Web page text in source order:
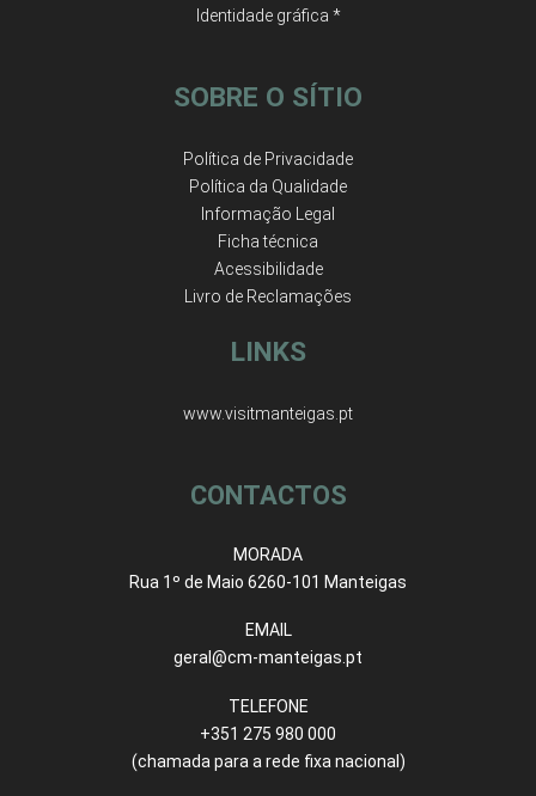
Identidade gráfica *
SOBRE O SÍTIO
Política de Privacidade
Política da Qualidade
Informação Legal
Ficha técnica
Acessibilidade
Livro de Reclamações
LINKS
www.visitmanteigas.pt
CONTACTOS
MORADA
Rua 1º de Maio 6260-101 Manteigas
EMAIL
geral@cm-manteigas.pt
TELEFONE
+351 275 980 000
(chamada para a rede fixa nacional)